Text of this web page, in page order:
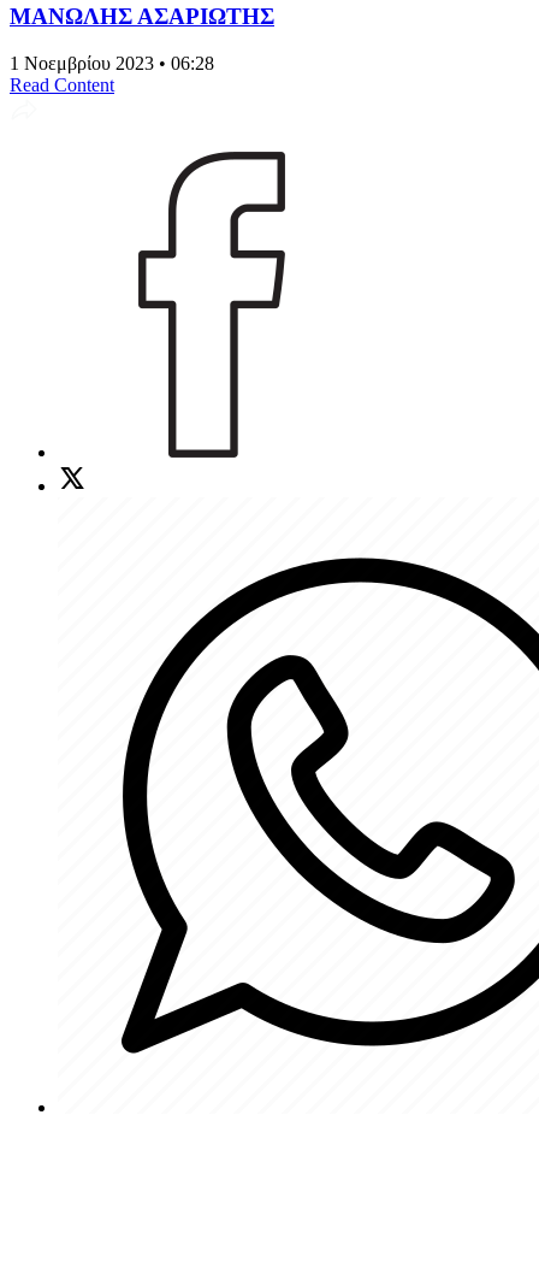
ΜΑΝΩΛΗΣ ΑΣΑΡΙΩΤΗΣ
1 Νοεμβρίου 2023 • 06:28
Read Content